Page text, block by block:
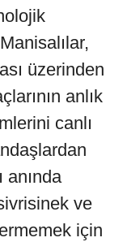
üzerinden
anlık
canlı
anında
ve
için